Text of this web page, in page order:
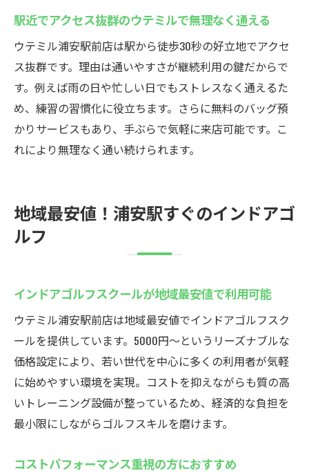
駅近でアクセス抜群のウテミルで無理なく通える
ウテミル浦安駅前店は駅から徒歩30秒の好立地でアクセ
ス抜群です。理由は通いやすさが継続利用の鍵だからで
す。例えば雨の日や忙しい日でもストレスなく通えるた
め、練習の習慣化に役立ちます。さらに無料のバッグ預
かりサービスもあり、手ぶらで気軽に来店可能です。こ
れにより無理なく通い続けられます。
地域最安値！浦安駅すぐのインドアゴ
ルフ
インドアゴルフスクールが地域最安値で利用可能
ウテミル浦安駅前店は地域最安値でインドアゴルフスク
ールを提供しています。5000円〜というリーズナブルな
価格設定により、若い世代を中心に多くの利用者が気軽
に始めやすい環境を実現。コストを抑えながらも質の高
いトレーニング設備が整っているため、経済的な負担を
最小限にしながらゴルフスキルを磨けます。
コストパフォーマンス重視の方におすすめ